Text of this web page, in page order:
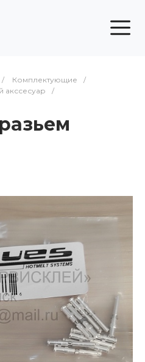
/ Комплектующие
/
акссесуар
/